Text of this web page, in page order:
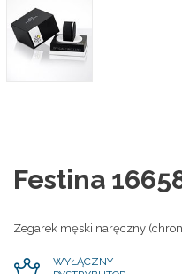
Festina
Zegarek męski naręczny
WYŁĄCZNY